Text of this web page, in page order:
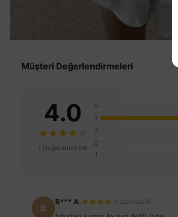
Müşteri Değerlendirmeleri
4.0
1 Değerlendirme
5
4
3
2
1
B
B*** A. 29.09.2025